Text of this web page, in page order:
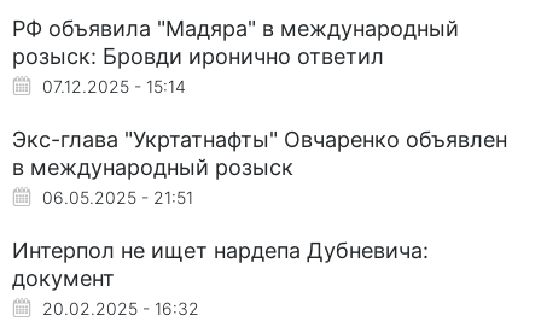
РФ объявила "Мадяра" в международный
розыск: Бровди иронично ответил
07.12.2025 - 15:14
Экс-глава "Укртатнафты" Овчаренко объявлен
в международный розыск
06.05.2025 - 21:51
Интерпол не ищет нардепа Дубневича:
документ
20.02.2025 - 16:32